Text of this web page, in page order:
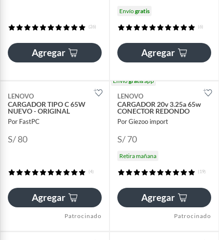
(26)
Agregar
Envíogratis
(6)
Agregar
LENOVO
CARGADOR TIPO C 65W
NUEVO - ORIGINAL
Por FastPC
S/ 80
(4)
Agregar
Patrocinado
Envíogratisapp
LENOVO
CARGADOR 20v 3.25a 65w
CONECTOR REDONDO
Por Giezoo import
S/ 70
Retira mañana
(19)
Agregar
Patrocinado